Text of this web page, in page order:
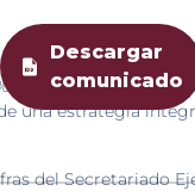
encabezado
del delito de acoso
una estrategia
del Secretariado
Descargar
comunicado